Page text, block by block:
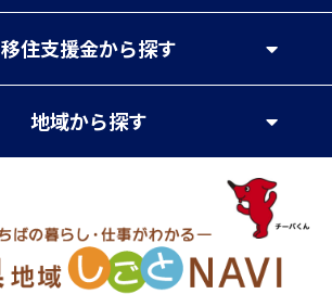
移住支援金から探す
地域から探す